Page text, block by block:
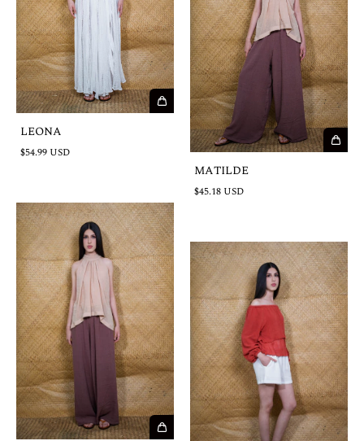
LEONA
$54.99 USD
MATILDE
$45.18 USD